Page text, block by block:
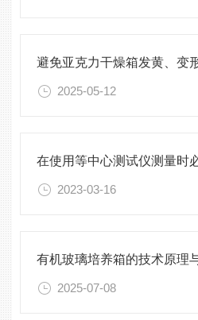
2025-05-12
2023-03-16
2025-07-08